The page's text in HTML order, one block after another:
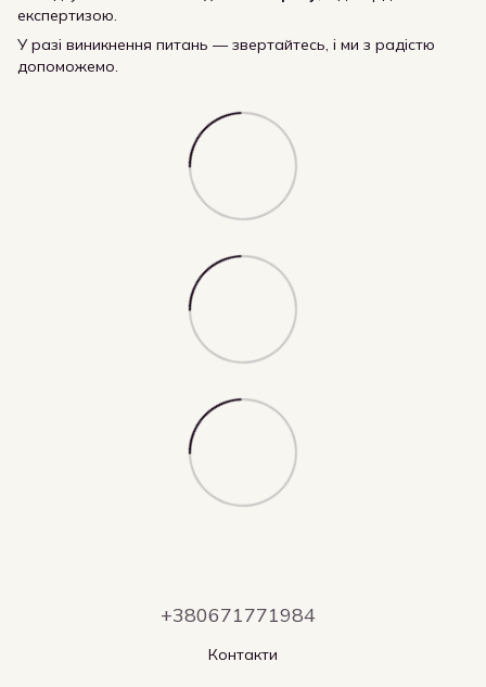
експертизою.
У разі виникнення питань — звертайтесь, і ми з радістю
допоможемо.
+380671771984
Контакти